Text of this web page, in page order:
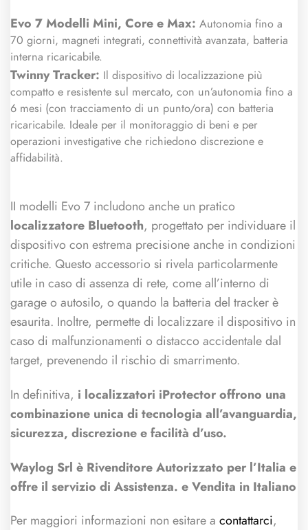
Evo 7 Modelli Mini, Core e Max: Autonomia fino a
70 giorni, magneti integrati, connettività avanzata, batteria
interna ricaricabile.
Twinny Tracker: Il dispositivo di localizzazione più
compatto e resistente sul mercato, con un’autonomia fino a
6 mesi (con tracciamento di un punto/ora) con batteria
ricaricabile. Ideale per il monitoraggio di beni e per
operazioni investigative che richiedono discrezione e
affidabilità.
II modelli Evo 7 includono anche un pratico
localizzatore Bluetooth, progettato per individuare il
dispositivo con estrema precisione anche in condizioni
critiche. Questo accessorio si rivela particolarmente
utile in caso di assenza di rete, come all’interno di
garage o autosilo, o quando la batteria del tracker è
esaurita. Inoltre, permette di localizzare il dispositivo in
caso di malfunzionamenti o distacco accidentale dal
target, prevenendo il rischio di smarrimento.
In definitiva, i localizzatori iProtector offrono una
combinazione unica di tecnologia all’avanguardia,
sicurezza, discrezione e facilità d’uso.
Waylog Srl è Rivenditore Autorizzato per l’Italia e
offre il servizio di Assistenza. e Vendita in Italiano
Per maggiori informazioni non esitare a contattarci,